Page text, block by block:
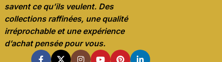
savent ce qu’ils veulent. Des
collections raffinées, une qualité
irréprochable et une expérience
d’achat pensée pour vous.